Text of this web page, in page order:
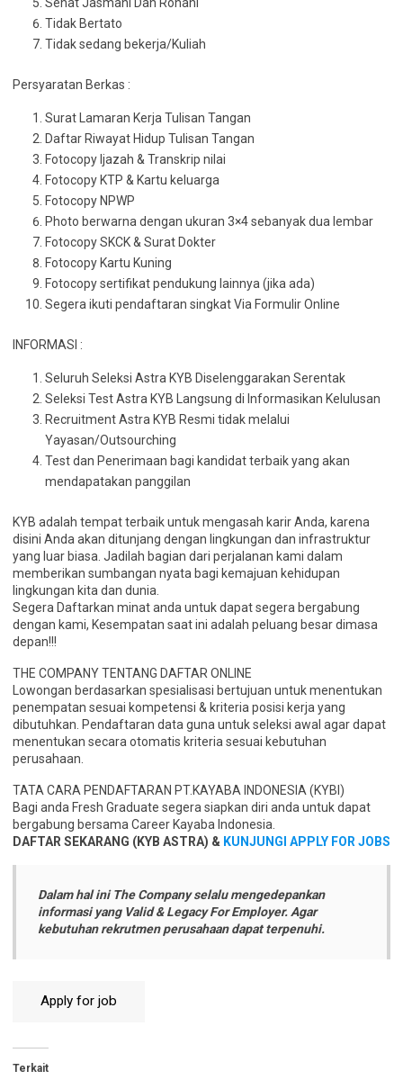
Tidak Bertato
Tidak sedang bekerja/Kuliah
Persyaratan Berkas :
Surat Lamaran Kerja Tulisan Tangan
Daftar Riwayat Hidup Tulisan Tangan
Fotocopy Ijazah & Transkrip nilai
Fotocopy KTP & Kartu keluarga
Fotocopy NPWP
Photo berwarna dengan ukuran 3×4 sebanyak dua lembar
Fotocopy SKCK & Surat Dokter
Fotocopy Kartu Kuning
Fotocopy sertifikat pendukung lainnya (jika ada)
Segera ikuti pendaftaran singkat Via Formulir Online
INFORMASI :
Seluruh Seleksi Astra KYB Diselenggarakan Serentak
Seleksi Test Astra KYB Langsung di Informasikan Kelulusan
Recruitment Astra KYB Resmi tidak melalui
Yayasan/Outsourching
Test dan Penerimaan bagi kandidat terbaik yang akan
mendapatakan panggilan
KYB adalah tempat terbaik untuk mengasah karir Anda, karena
disini Anda akan ditunjang dengan lingkungan dan infrastruktur
yang luar biasa. Jadilah bagian dari perjalanan kami dalam
memberikan sumbangan nyata bagi kemajuan kehidupan
lingkungan kita dan dunia.
Segera Daftarkan minat anda untuk dapat segera bergabung
dengan kami, Kesempatan saat ini adalah peluang besar dimasa
depan!!!
THE COMPANY TENTANG DAFTAR ONLINE
Lowongan berdasarkan spesialisasi bertujuan untuk menentukan
penempatan sesuai kompetensi & kriteria posisi kerja yang
dibutuhkan. Pendaftaran data guna untuk seleksi awal agar dapat
menentukan secara otomatis kriteria sesuai kebutuhan
perusahaan.
TATA CARA PENDAFTARAN PT.KAYABA INDONESIA (KYBI)
Bagi anda Fresh Graduate segera siapkan diri anda untuk dapat
bergabung bersama Career Kayaba Indonesia.
DAFTAR SEKARANG (KYB ASTRA) & KUNJUNGI APPLY FOR JOBS
Dalam hal ini The Company selalu mengedepankan
informasi yang Valid & Legacy For Employer. Agar
kebutuhan rekrutmen perusahaan dapat terpenuhi.
Terkait